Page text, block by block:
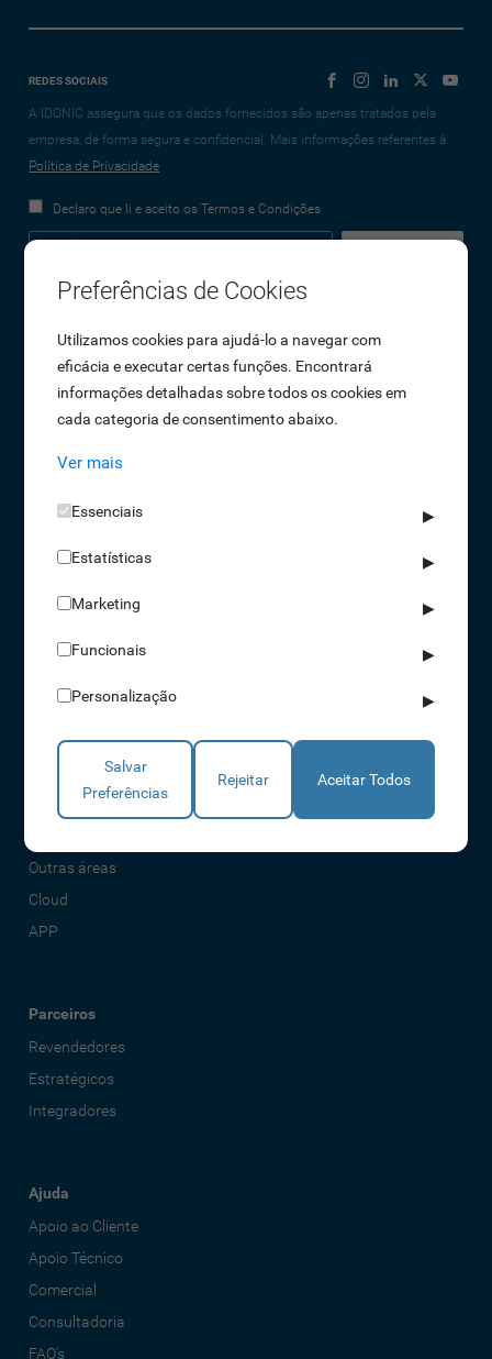
REDES SOCIAIS
A IDONIC assegura que os dados fornecidos são apenas tratados pela
empresa, de forma segura e confidencial. Mais informações referentes à
Política de Privacidade
Declaro que li e aceito os Termos e Condições
Empresa
Sobre Nós
Oportunidades de Emprego
Termos e Condições
Política de Privacidade
Livro de reclamações
Soluções
Acessos
Torniquetes
Parques Auto
Rondas e Serviços
Outras áreas
Cloud
APP
Parceiros
Revendedores
Estratégicos
Integradores
Ajuda
Apoio ao Cliente
Apoio Técnico
Comercial
Consultadoria
FAQ's
Preferências de Cookies
Utilizamos cookies para ajudá-lo a navegar com
eficácia e executar certas funções. Encontrará
informações detalhadas sobre todos os cookies em
cada categoria de consentimento abaixo.
Ver mais
Essenciais ▶
Estatísticas ▶
Marketing ▶
Funcionais ▶
Personalização ▶
Salvar
Preferências
Rejeitar Aceitar Todos